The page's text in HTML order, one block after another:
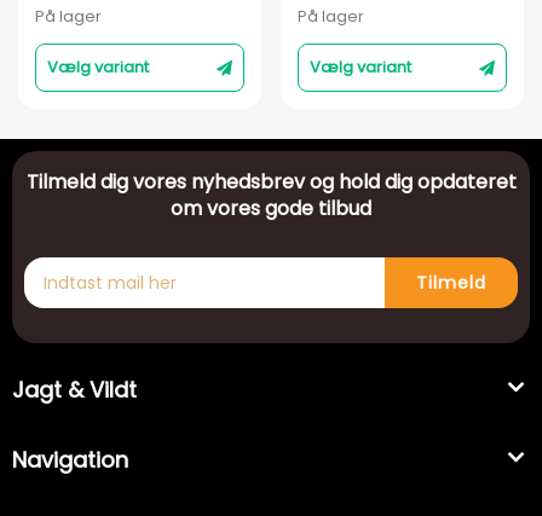
Walnut
På lager
Vælg variant
På lager
Vælg variant
Tilmeld dig vores nyhedsbrev og hold dig opdateret
om vores gode tilbud
Tilmeld
Jagt & Vildt
Navigation